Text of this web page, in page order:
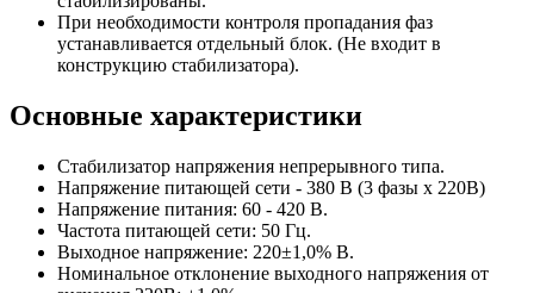
При необходимости контроля пропадания фаз
устанавливается отдельный блок. (Не входит в
конструкцию стабилизатора).
Основные характеристики
Стабилизатор напряжения непрерывного типа.
Напряжение питающей сети - 380 В (3 фазы х 220В)
Напряжение питания: 60 - 420 В.
Частота питающей сети: 50 Гц.
Выходное напряжение: 220±1,0% В.
Номинальное отклонение выходного напряжения от